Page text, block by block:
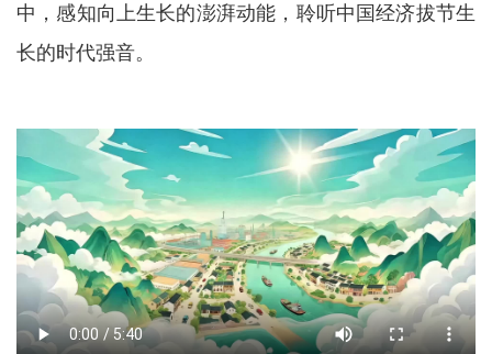
中，感知向上生长的澎湃动能，聆听中国经济拔节生
长的时代强音。